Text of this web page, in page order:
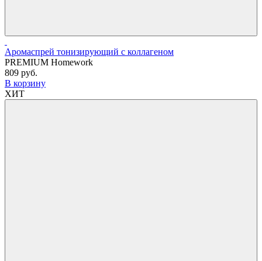
Аромаспрей тонизирующий с коллагеном
PREMIUM Homework
809 руб.
В корзину
ХИТ